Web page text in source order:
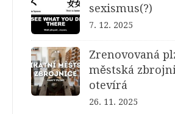
sexismus(?)
7. 12. 2025
Zrenovovaná
městská
otevírá
26. 11. 2025